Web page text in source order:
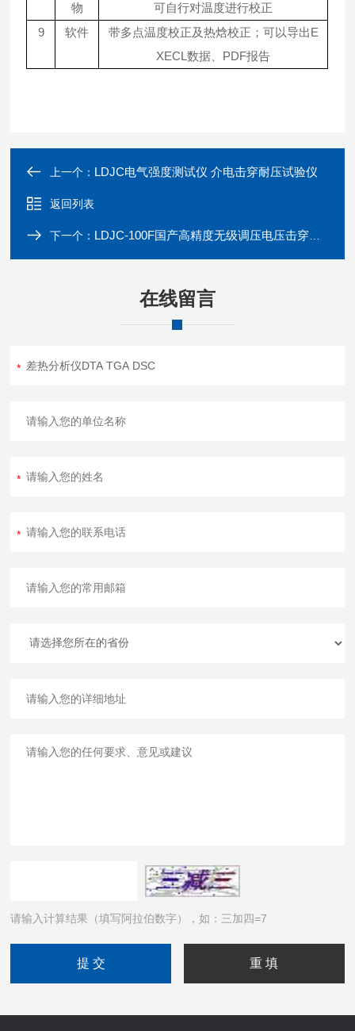
物
可自行对温度进行校正
9 软件 带多点温度校正及热焓校正；可以导出E
XECL数据、 PDF报告
上一个： LDJC电气强度测试仪 介电击穿耐压试验仪
返回列表
下一个： LDJC-100F国产高精度无级调压电压击穿试验仪
在线留言
请输入计算结果（填写阿拉伯数字），如：三加四=7